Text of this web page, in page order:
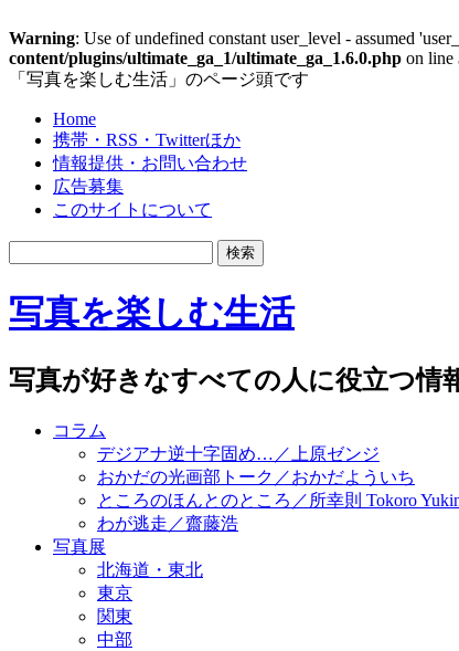
Warning: Use of undefined constant user_level - assumed
content/plugins/ultimate_ga_1/ultimate_ga_1.6.0.php on line
「写真を楽しむ生活」のページ頭です
Home
携帯・RSS・Twitterほか
情報提供・お問い合わせ
広告募集
このサイトについて
写真を楽しむ生活
写真が好きなすべての人に役立つ
コラム
デジアナ逆十字固め…／上原ゼンジ
おかだの光画部トーク／おかだよういち
ところのほんとのところ／所幸則 Tokoro
わが逃走／齋藤浩
写真展
北海道・東北
東京
関東
中部